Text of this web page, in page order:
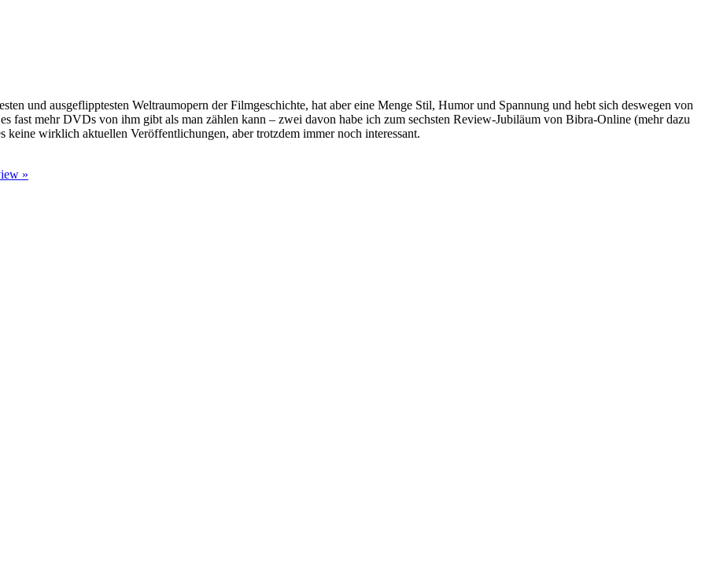
und ausgeflipptesten Weltraumopern der Filmgeschichte, hat aber eine Menge Stil, Humor und Spannung und hebt sich deswegen von
fast mehr DVDs von ihm gibt als man zählen kann – zwei davon habe ich zum sechsten Review-Jubiläum von Bibra-Online (mehr dazu
keine wirklich aktuellen Veröffentlichungen, aber trotzdem immer noch interessant.
»